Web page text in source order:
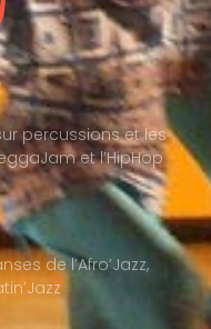
percussions et les
et l’HipHop
de l’Afro’Jazz,